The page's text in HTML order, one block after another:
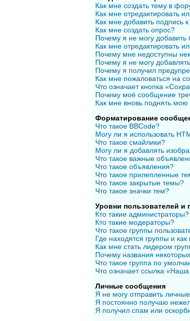
Как мне создать тему в
Как мне отредактировать
Как мне добавить подпись
Как мне создать опрос?
Почему я не могу добавить
Как мне отредактировать
Почему мне недоступны
Почему я не могу
Почему я получил
Как мне пожаловаться на
Что означает кнопка
Почему моё сообщение
Как мне вновь поднять мою
Форматирование
Что такое BBCode?
Могу ли я использовать
Что такое смайлики?
Могу ли я добавлять
Что такое важные
Что такое объявления?
Что такое прилепленные
Что такое закрытые темы?
Что такое значки тем?
Уровни пользователей и
Кто такие администраторы?
Кто такие модераторы?
Что такое группы
Где находятся группы и
Как мне стать лидером
Почему названия
Что такое группа по
Что означает ссылка
Личные сообщения
Я не могу отправить
Я постоянно получаю
Я получил спам или